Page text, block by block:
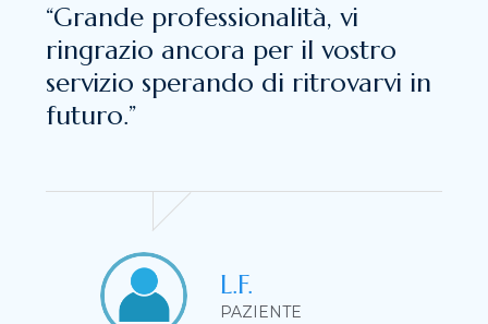
“Grande professionalità, vi
ringrazio ancora per il vostro
servizio sperando di ritrovarvi in
futuro.”
L.F.
PAZIENTE